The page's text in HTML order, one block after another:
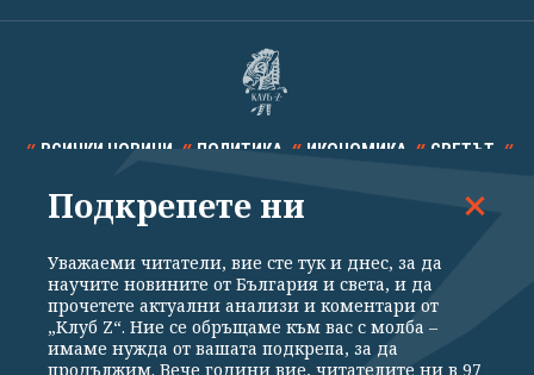
ВСИЧКИ НОВИНИ ПОЛИТИКА ИКОНОМИКА СВЕТЪТ
СПОРТ КУЛТУРА ТЕХНОЛОГИИ КАЛЕЙДОСКОП
Подкрепете ни
Уважаеми читатели, вие сте тук и днес, за да
научите новините от България и света, и да
прочетете актуални анализи и коментари от
„Клуб Z“. Ние се обръщаме към вас с молба –
имаме нужда от вашата подкрепа, за да
продължим. Вече години вие, читателите ни в 97